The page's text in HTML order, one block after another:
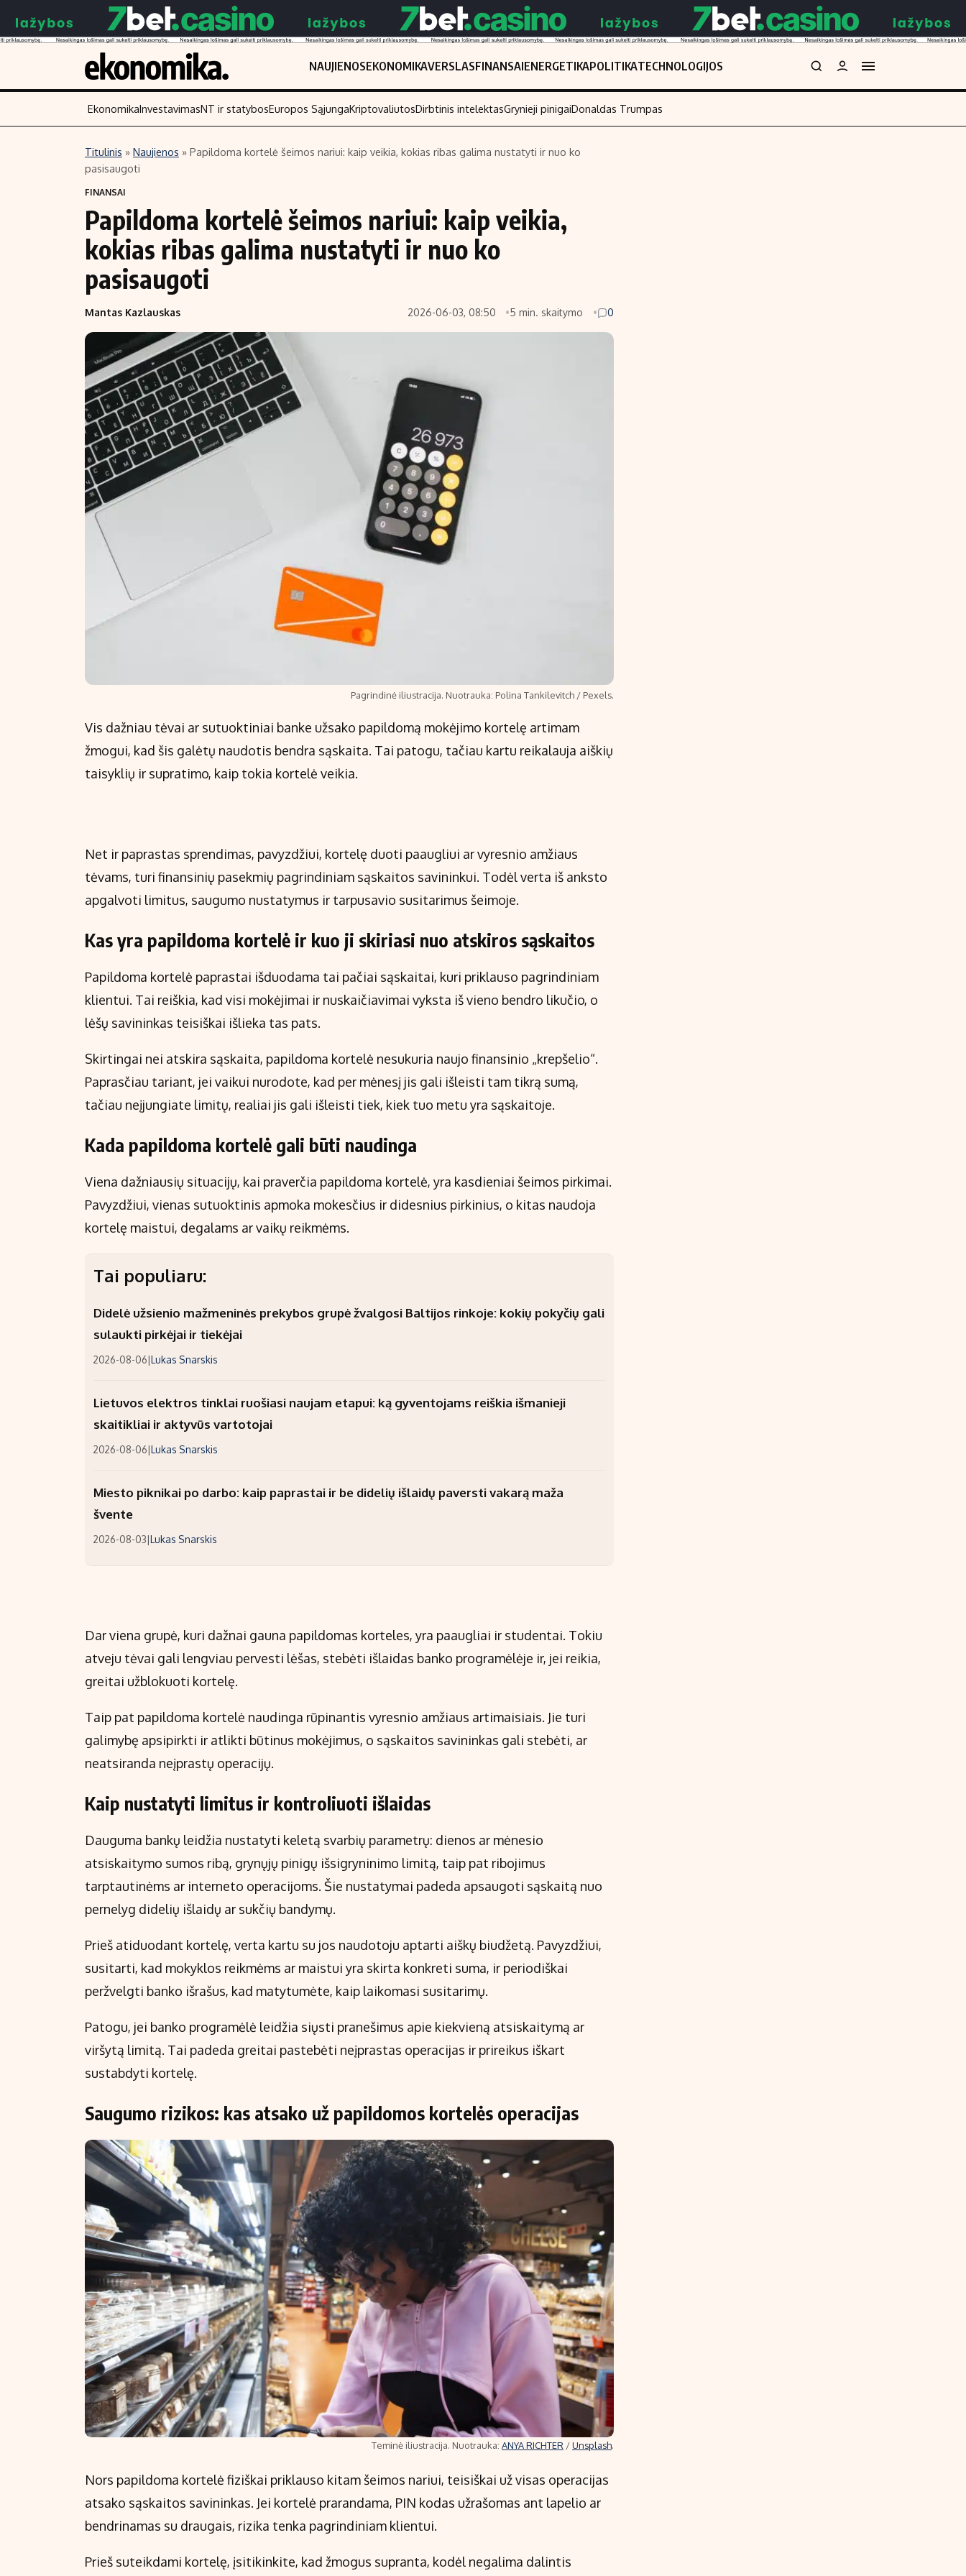
NAUJIENOSEKONOMIKAVERSLASFINANSAIENERGETIKAPOLITIKATECHNOLOGIJOS
Turinys
Naujienos
Aplinka
Verslas
Ekonomika
Politika
NT ir statybos
Įmonės
Žemės ūkis
Akcijų rinka
Saulės elektrinės
Migracija
EkonomikaInvestavimasNT ir statybosEuropos SąjungaKriptovaliutosDirbtinis intelektasGrynieji pinigaiDonaldas Trumpas
Titulinis » Naujienos » Papildoma kortelė šeimos nariui: kaip veikia, kokias ribas galima nustatyti ir nuo ko
pasisaugoti
FINANSAI
Papildoma kortelė šeimos nariui: kaip veikia,
kokias ribas galima nustatyti ir nuo ko
pasisaugoti
Mantas Kazlauskas 2026-06-03, 08:50 5 min. skaitymo 0
Pagrindinė iliustracija. Nuotrauka: Polina Tankilevitch / Pexels.
Vis dažniau tėvai ar sutuoktiniai banke užsako papildomą mokėjimo kortelę artimam
žmogui, kad šis galėtų naudotis bendra sąskaita. Tai patogu, tačiau kartu reikalauja aiškių
taisyklių ir supratimo, kaip tokia kortelė veikia.
Net ir paprastas sprendimas, pavyzdžiui, kortelę duoti paaugliui ar vyresnio amžiaus
tėvams, turi finansinių pasekmių pagrindiniam sąskaitos savininkui. Todėl verta iš anksto
apgalvoti limitus, saugumo nustatymus ir tarpusavio susitarimus šeimoje.
Kas yra papildoma kortelė ir kuo ji skiriasi nuo atskiros sąskaitos
Papildoma kortelė paprastai išduodama tai pačiai sąskaitai, kuri priklauso pagrindiniam
klientui. Tai reiškia, kad visi mokėjimai ir nuskaičiavimai vyksta iš vieno bendro likučio, o
lėšų savininkas teisiškai išlieka tas pats.
Skirtingai nei atskira sąskaita, papildoma kortelė nesukuria naujo finansinio „krepšelio“.
Paprasčiau tariant, jei vaikui nurodote, kad per mėnesį jis gali išleisti tam tikrą sumą,
tačiau neįjungiate limitų, realiai jis gali išleisti tiek, kiek tuo metu yra sąskaitoje.
Kada papildoma kortelė gali būti naudinga
Viena dažniausių situacijų, kai praverčia papildoma kortelė, yra kasdieniai šeimos pirkimai.
Pavyzdžiui, vienas sutuoktinis apmoka mokesčius ir didesnius pirkinius, o kitas naudoja
kortelę maistui, degalams ar vaikų reikmėms.
Tai populiaru:
Didelė užsienio mažmeninės prekybos grupė žvalgosi Baltijos rinkoje: kokių pokyčių gali
sulaukti pirkėjai ir tiekėjai
2026-08-06|Lukas Snarskis
Lietuvos elektros tinklai ruošiasi naujam etapui: ką gyventojams reiškia išmanieji
skaitikliai ir aktyvūs vartotojai
2026-08-06|Lukas Snarskis
Miesto piknikai po darbo: kaip paprastai ir be didelių išlaidų paversti vakarą maža
švente
2026-08-03|Lukas Snarskis
Dar viena grupė, kuri dažnai gauna papildomas korteles, yra paaugliai ir studentai. Tokiu
atveju tėvai gali lengviau pervesti lėšas, stebėti išlaidas banko programėlėje ir, jei reikia,
greitai užblokuoti kortelę.
Taip pat papildoma kortelė naudinga rūpinantis vyresnio amžiaus artimaisiais. Jie turi
galimybę apsipirkti ir atlikti būtinus mokėjimus, o sąskaitos savininkas gali stebėti, ar
neatsiranda neįprastų operacijų.
Kaip nustatyti limitus ir kontroliuoti išlaidas
Dauguma bankų leidžia nustatyti keletą svarbių parametrų: dienos ar mėnesio
atsiskaitymo sumos ribą, grynųjų pinigų išsigryninimo limitą, taip pat ribojimus
tarptautinėms ar interneto operacijoms. Šie nustatymai padeda apsaugoti sąskaitą nuo
pernelyg didelių išlaidų ar sukčių bandymų.
Prieš atiduodant kortelę, verta kartu su jos naudotoju aptarti aiškų biudžetą. Pavyzdžiui,
susitarti, kad mokyklos reikmėms ar maistui yra skirta konkreti suma, ir periodiškai
peržvelgti banko išrašus, kad matytumėte, kaip laikomasi susitarimų.
Patogu, jei banko programėlė leidžia siųsti pranešimus apie kiekvieną atsiskaitymą ar
viršytą limitą. Tai padeda greitai pastebėti neįprastas operacijas ir prireikus iškart
sustabdyti kortelę.
Saugumo rizikos: kas atsako už papildomos kortelės operacijas
Teminė iliustracija. Nuotrauka: ANYA RICHTER /Unsplash.
Nors papildoma kortelė fiziškai priklauso kitam šeimos nariui, teisiškai už visas operacijas
atsako sąskaitos savininkas. Jei kortelė prarandama, PIN kodas užrašomas ant lapelio ar
bendrinamas su draugais, rizika tenka pagrindiniam klientui.
Prieš suteikdami kortelę, įsitikinkite, kad žmogus supranta, kodėl negalima dalintis